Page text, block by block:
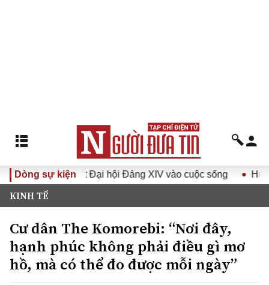
Dòng sự kiện
Nghị quyết Đại hội Đảng XIV vào cuộc sống Hướng tới
KINH TẾ
Cư dân The Komorebi: “Nơi đây,
hạnh phúc không phải điều gì mơ
hồ, mà có thể đo được mỗi ngày”